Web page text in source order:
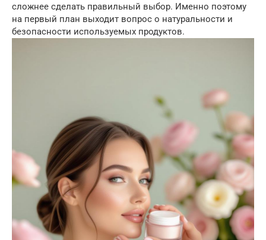
сложнее сделать правильный выбор. Именно поэтому
на первый план выходит вопрос о натуральности и
безопасности используемых продуктов.